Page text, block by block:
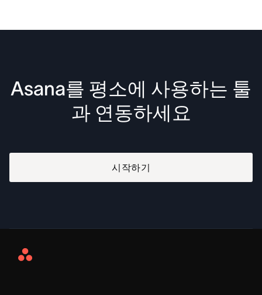
Asana를 평소에 사용하는 툴
과 연동하세요
시작하기
Asana